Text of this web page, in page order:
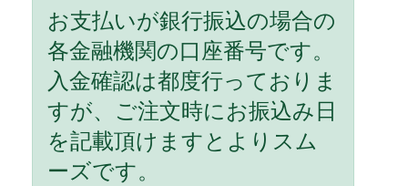
お支払いが銀行振込の場合の
各金融機関の口座番号です。
入金確認は都度行っておりま
すが、ご注文時にお振込み日
を記載頂けますとよりスム
ーズです。